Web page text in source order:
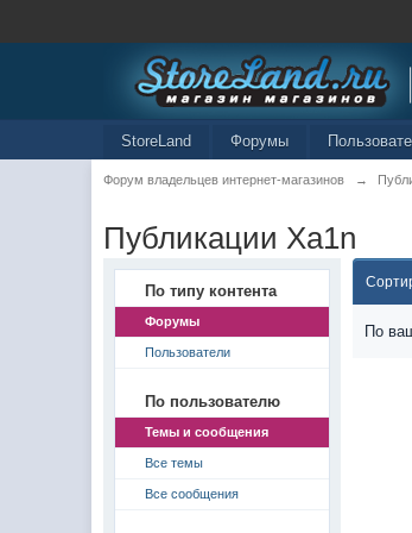
StoreLand Форумы
Форум владельцев интернет-магазинов →
Публикации Xa1n
По типу контента
Форумы
Пользователи
По пользователю
Темы и сообщения
Все темы
Все сообщения
По